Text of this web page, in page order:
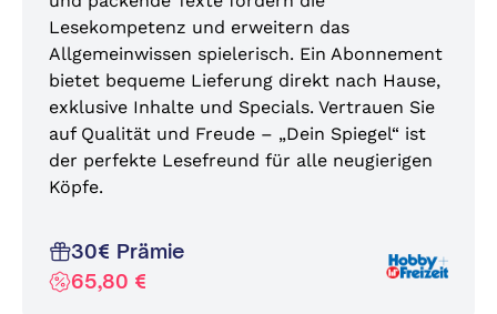
Lesekompetenz und erweitern das
Allgemeinwissen spielerisch. Ein Abonnement
bietet bequeme Lieferung direkt nach Hause,
exklusive Inhalte und Specials. Vertrauen Sie
auf Qualität und Freude – „Dein Spiegel“ ist
der perfekte Lesefreund für alle neugierigen
Köpfe.
30€ Prämie
65,80 €